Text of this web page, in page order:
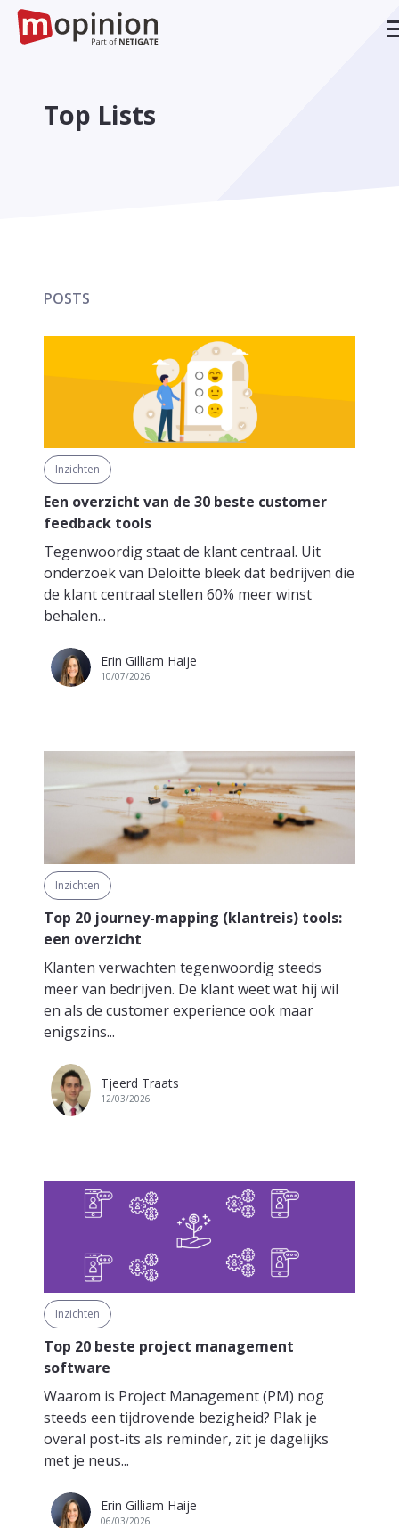
Top Lists
POSTS
Inzichten
Een overzicht van de 30 beste customer
feedback tools
Tegenwoordig staat de klant centraal. Uit
onderzoek van Deloitte bleek dat bedrijven die
de klant centraal stellen 60% meer winst
behalen...
Erin Gilliam Haije
10/07/2026
Inzichten
Top 20 journey-mapping (klantreis) tools:
een overzicht
Klanten verwachten tegenwoordig steeds
meer van bedrijven. De klant weet wat hij wil
en als de customer experience ook maar
enigszins...
Tjeerd Traats
12/03/2026
Inzichten
Top 20 beste project management
software
Waarom is Project Management (PM) nog
steeds een tijdrovende bezigheid? Plak je
overal post-its als reminder, zit je dagelijks
met je neus...
Erin Gilliam Haije
06/03/2026